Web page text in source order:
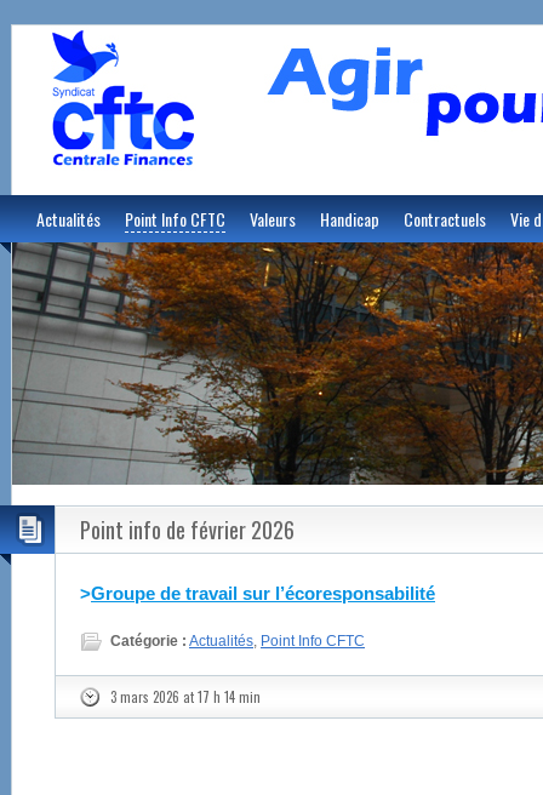
Actualités Point Info CFTC Valeurs Handicap Contractuels Vie
Point info de février 2026
>Groupe de travail sur l’écoresponsabilité
Catégorie : Actualités, Point Info CFTC
3 mars 2026 at 17 h 14 min